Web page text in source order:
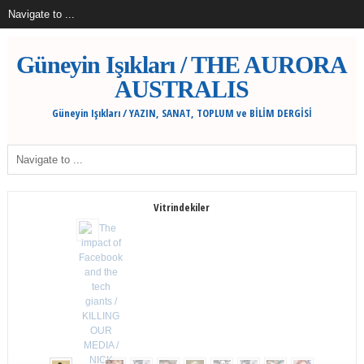
Güneyin Işıkları / THE AURORA
AUSTRALIS
Güneyin Işıkları / YAZIN, SANAT, TOPLUM ve BİLİM DERGİSİ
Vitrindekiler